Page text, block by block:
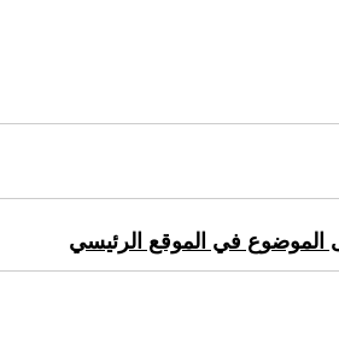
الموضوع في الموقع الرئيسي